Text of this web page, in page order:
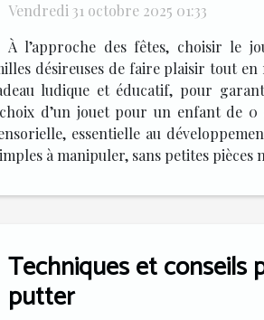
Vendredi 31 octobre 2025 01:33
À l’approche des fêtes, choisir le
désireuses de faire plaisir tout
ludique et éducatif, pour
d’un jouet pour un enfant de
essentielle au
à manipuler, sans petites
Techniques et conseils
putter